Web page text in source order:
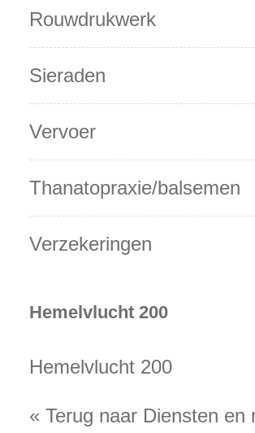
Rouwdrukwerk
Sieraden
Vervoer
Thanatopraxie/balsemen
Verzekeringen
Hemelvlucht 200
Hemelvlucht 200
« Terug naar Diensten en